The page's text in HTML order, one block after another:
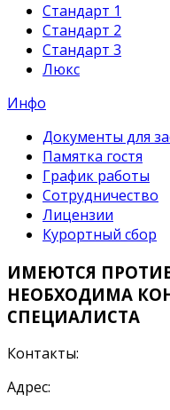
Стандарт 1
Стандарт 2
Стандарт 3
Люкс
Инфо
Документы для
Памятка гостя
График работы
Сотрудничество
Лицензии
Курортный сбор
ИМЕЮТСЯ
НЕОБХОДИМА
СПЕЦИАЛИСТА
Контакты:
Адрес: